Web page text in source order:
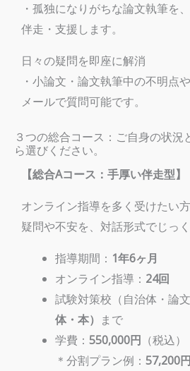
・孤独になりがちな論文執筆を
伴走・支援します。
日々の疑問を即座に解消
・小論文・論文執筆中の不明点
メールで質問可能です。
３つの総合コース：ご自身の状況
ら選びください。
【総合Aコース：手厚い伴走型】
オンライン指導を多く受けたい
疑問や不安を、対話形式でじっく
指導期間： 1年6ヶ月
オンライン指導： 24回
試験対策校（自治体・論文
体・本） まで
学費： 550,000円 （税込）
＊分割プラン例： 57,200